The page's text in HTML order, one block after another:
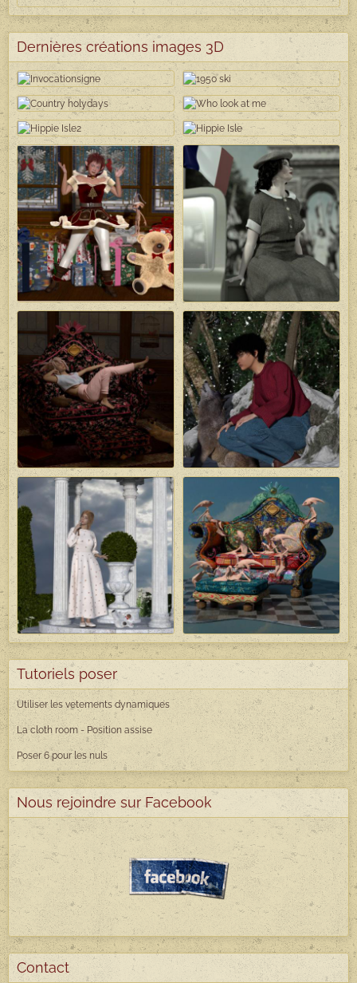
Dernières créations images 3D
Tutoriels poser
Utiliser les vetements dynamiques
La cloth room - Position assise
Poser 6 pour les nuls
Nous rejoindre sur Facebook
Contact